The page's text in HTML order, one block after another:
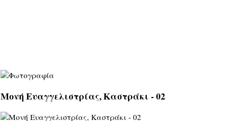
Μονή Ευαγγελιστρίας, Καστράκι - 02